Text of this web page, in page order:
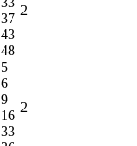
37
43
48
2
5
6
9
16
33
2